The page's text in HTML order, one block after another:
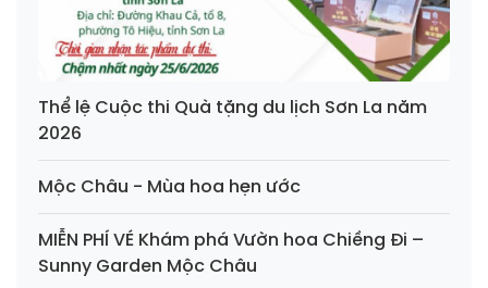
Thể lệ Cuộc thi Quà tặng du lịch Sơn La năm
2026
Mộc Châu - Mùa hoa hẹn ước
MIỄN PHÍ VÉ Khám phá Vườn hoa Chiềng Đi –
Sunny Garden Mộc Châu